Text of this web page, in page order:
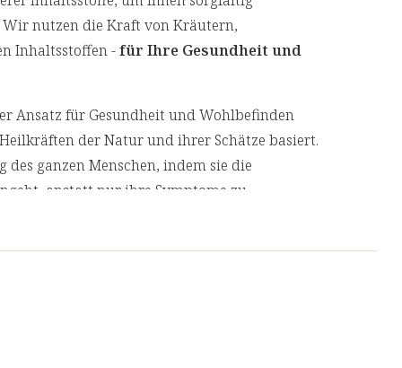
aufgeschmissen. Seine orangeroten,
Lichtenergie in den Beeren.
gegen die Auswirkungen starker UV-
10 ml enthalten:
60 mg (75% NRV**)
nutzen die Kraft von Kräutern,
Inhaltsstoffen -für Ihre Gesundheit und
Ansatz für Gesundheit und Wohlbefinden
der Natur und ihrer Schätze basiert.
ganzen Menschen, indem sie die
anstatt nur ihre Symptome zu
Produkte von unabhängigen, deutschen